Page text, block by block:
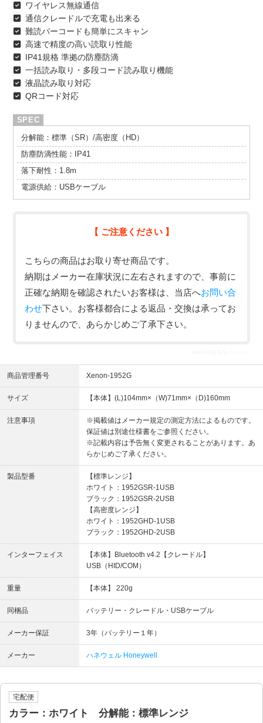
ワイヤレス無線通信
通信クレードルで充電も出来る
難読バーコードも簡単にスキャン
高速で精度の高い読取り性能
IP41規格 準拠の防塵防滴
一括読み取り・多段コード読み取り機能
液晶読み取り対応
QRコード対応
分解能：標準（SR）/高密度（HD）
防塵防滴性能：IP41
落下耐性：1.8m
電源供給：USBケーブル
【 ご注意ください 】
こちらの商品はお取り寄せ商品です。
納期はメーカー在庫状況に左右されますので、事前に
正確な納期を確認されたいお客様は、当店へお問い合
わせ下さい。お客様都合による返品・交換は承ってお
りませんので、あらかじめご了承下さい。
商品管理番号 Xenon-1952G
サイズ 【本体】(L)104mm×（W)71mm×（D)160mm
注意事項
※掲載値はメーカー規定の測定方法によるものです。
保証値は別途仕様書をご参照ください。
※記載内容は予告無く変更されることがあります。あ
らかじめご了承ください。
製品型番
【標準レンジ】
ホワイト：1952GSR-1USB
ブラック：1952GSR-2USB
【高密度レンジ】
ホワイト：1952GHD-1USB
ブラック：1952GHD-2USB
インターフェイス
【本体】Bluetooth v4.2【クレードル】
USB（HID/COM）
重量 【本体】 220g
同梱品 バッテリー・クレードル・USBケーブル
メーカー保証 3年（バッテリー１年）
メーカー ハネウェル Honeywell
宅配便
カラー：ホワイト 分解能：標準レンジ